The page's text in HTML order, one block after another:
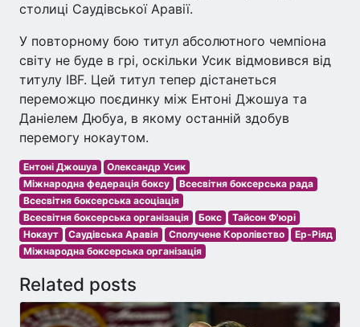
столиці Саудівської Аравії.
У повторному бою титул абсолютного чемпіона
світу не буде в грі, оскільки Усик відмовився від
титулу IBF. Цей титул тепер дістанеться
переможцю поєдинку між Ентоні Джошуа та
Даніелем Дюбуа, в якому останній здобув
перемогу нокаутом.
Ентоні Джошуа
Олександр Усик
Міжнародна федерація боксу
Всесвітня боксерська рада
Всесвітня боксерська асоціація
Всесвітня боксерська організація
Бокс
Тайсон Ф'юрі
Нокаут
Саудівська Аравія Сполучене Королівство
Ер-Ріяд
Міжнародна боксерська організація
Related posts